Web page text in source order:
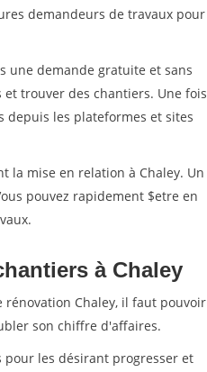
demandeurs de travaux pour
une demande gratuite et sans
trouver des chantiers. Une fois
depuis les plateformes et sites
la mise en relation à Chaley. Un
pouvez rapidement $etre en
à Chaley
Chaley, il faut pouvoir
son chiffre d'affaires.
les désirant progresser et